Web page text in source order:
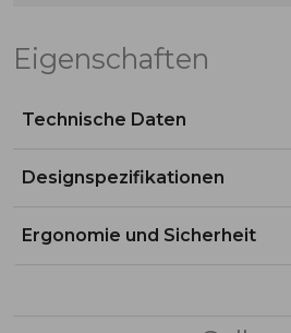
Eigenschaften
Technische Daten
Designspezifikationen
Ergonomie und Sicherheit